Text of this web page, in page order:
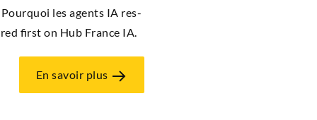
les agents IA res­
first on Hub France IA.
En savoir plus